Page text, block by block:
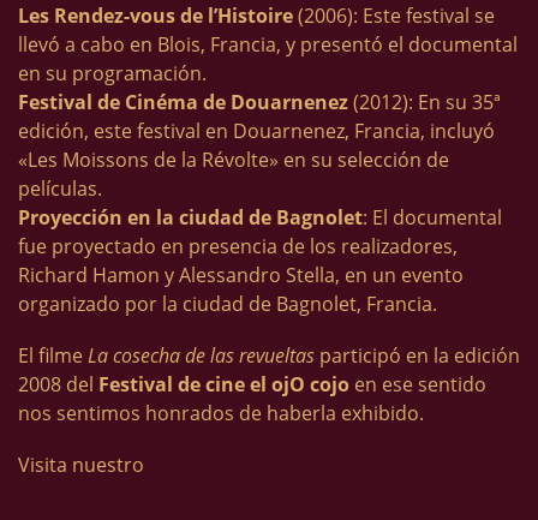
Les Rendez-vous de l’Histoire(2006): Este festival se
llevó a cabo en Blois, Francia, y presentó el documental
en su programación.
Festival de Cinéma de Douarnenez(2012): En su 35ª
edición, este festival en Douarnenez, Francia, incluyó
«Les Moissons de la Révolte» en su selección de
películas.
Proyección en la ciudad de Bagnolet: El documental
fue proyectado en presencia de los realizadores,
Richard Hamon y Alessandro Stella, en un evento
organizado por la ciudad de Bagnolet, Francia.
El filme La cosecha de las revueltas participó en la edición
2008 del Festival de cine el ojO cojo en ese sentido
nos sentimos honrados de haberla exhibido.
Visita nuestro